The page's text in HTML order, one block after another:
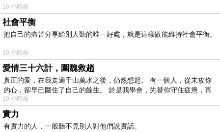
10 小時前
社會平衡
把自己的痛苦分享給別人聽的唯一好處，就是這樣做能維持社會平衡。
10 小時前
愛情三十六計，圍魏救趙
真正的愛，在我走遍千山萬水之後，仍然想起。 有一個人，從未攻你
的心，卻早已圍住了自己的餘生。 於是我學會，先替你守住疲憊，再
10 小時前
實力
有實力的人，一般聽不見別人對他們說實話。